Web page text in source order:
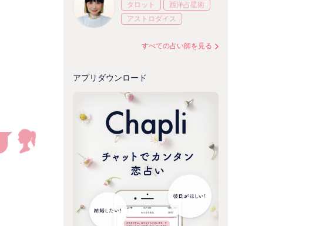
タロット
西洋占星術
アストロダイス
すべての占い師を見る
アプリダウンロード